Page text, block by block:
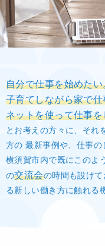
自分で仕事を始めたい
子育てしながら家で
ネットを使って仕事
とお考えの方々に、それ
方の 最新事例や、仕事の
横須賀市内で既にこのよ
の交流会の時間も設けて
る新しい働き方に触れる